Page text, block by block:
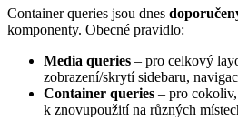
Container queries jsou dnes
komponenty. Obecné pravidlo:
Media queries – pro celkový
zobrazení/skrytí sidebaru,
Container queries – pro
k znovupoužití na různých